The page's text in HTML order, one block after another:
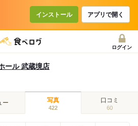
インストール アプリで開く
ログイン
ール 武蔵境店
ー 写真
422
口コミ
60